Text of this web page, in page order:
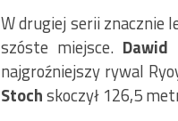
W drugiej serii znacznie
szóste miejsce. Dawid
najgroźniejszy rywal
Stochskoczył 126,5